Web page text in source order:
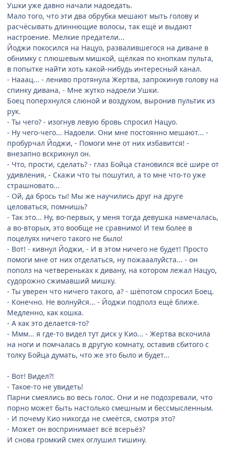
Ушки уже давно начали надоедать.
Мало того, что эти два обрубка мешают мыть голову и
расчёсывать длиннющие волосы, так ещё и выдают
настроение. Мелкие предатели...
Йоджи покосился на Нацуо, развалившегося на диване в
обнимку с плюшевым мишкой, щёлкая по кнопкам пульта,
в попытке найти хоть какой-нибудь интересный канал.
- Нааац... - лениво протянула Жертва, запрокинув голову на
спинку дивана, - Мне жутко надоели Ушки.
Боец поперхнулся слюной и воздухом, выронив пультик из
рук.
- Ты чего? - изогнув левую бровь спросил Нацуо.
- Ну чего-чего... Надоели. Они мне постоянно мешают... -
пробурчал Йоджи, - Помоги мне от них избавится! -
внезапно вскрикнул он.
- Что, прости, сделать? - глаз Бойца становился всё шире от
удивления, - Скажи что ты пошутил, а то мне что-то уже
страшновато...
- Ой, да брось ты! Мы же научились друг на друге
целоваться, помнишь?
- Так это... Ну, во-первых, у меня тогда девушка намечалась,
а во-вторых, это вообще не сравнимо! И тем более в
поцелуях ничего такого не было!
- Вот! - кивнул Йоджи, - И в этом ничего не будет! Просто
помоги мне от них отделаться, ну пожааалуйста... - он
пополз на четвереньках к дивану, на котором лежал Нацуо,
судорожно сжимавший мишку.
- Ты уверен что ничего такого, а? - шёпотом спросил Боец.
- Конечно. Не волнуйся... - Йоджи подполз ещё ближе.
Медленно, как кошка.
- А как это делается-то?
- Ммм... я где-то видел тут диск у Кио... - Жертва вскочила
на ноги и помчалась в другую комнату, оставив сбитого с
толку Бойца думать, что же это было и будет...
- Вот! Видел?!
- Такое-то не увидеть!
Парни смеялись во весь голос. Они и не подозревали, что
порно может быть настолько смешным и бессмысленным.
- И почему Кио никогда не смеётся, смотря это?
- Может он воспринимает всё всерьёз?
И снова громкий смех оглушил тишину.